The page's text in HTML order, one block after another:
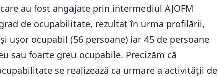
au fost angajate prin intermediul AJOFM
de ocupabilitate, rezultat în urma profilării,
ușor ocupabil (56 persoane) iar 45 de persoane
sau foarte greu ocupabile. Precizăm că
se realizează ca urmare a activităţii de